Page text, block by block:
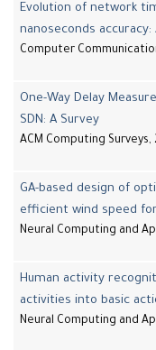
Evolution of network
nanoseconds accuracy:
Computer
One-Way Delay
SDN: A Survey
ACM Computing Surveys,
GA-based design of
efficient wind speed
Neural Computing and
Human activity
activities into basic
Neural Computing and